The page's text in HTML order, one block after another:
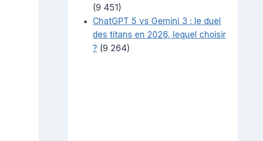
(9 451)
ChatGPT 5 vs Gemini 3 : le duel
des titans en 2026, lequel choisir
? (9 264)